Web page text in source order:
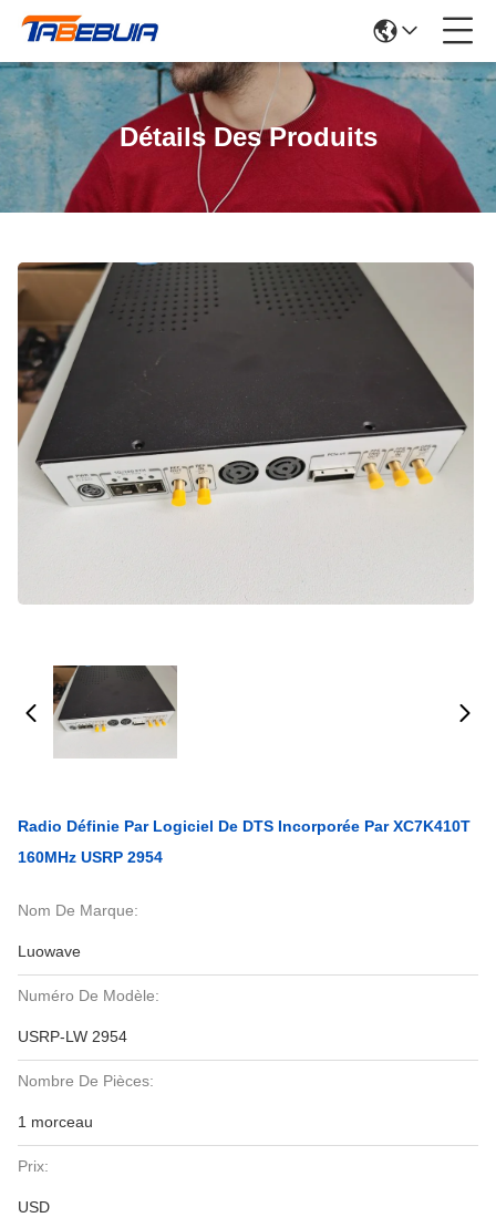
Détails Des Produits
Radio Définie Par Logiciel De DTS Incorporée Par XC7K410T
160MHz USRP 2954
Nom De Marque:
Luowave
Numéro De Modèle:
USRP-LW 2954
Nombre De Pièces:
1 morceau
Prix:
USD